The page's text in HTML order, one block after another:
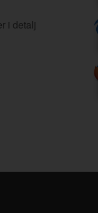
i detalj